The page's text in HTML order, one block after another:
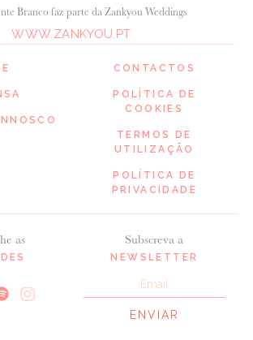
as
Branco faz parte da Zankyou Weddings
WWW.ZANKYOU.PT
Subscreva a
NEWSLETTER
CONTACTOS
POLÍTICA DE
COOKIES
TERMOS DE
UTILIZAÇÃO
POLÍTICA DE
PRIVACIDADE